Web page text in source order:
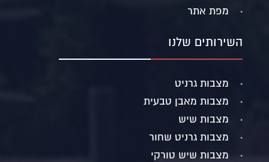
מפת אתר
השירותים שלנו
מצבות גרניט
מצבות מאבן טבעית
מצבות שיש
מצבות גרניט שחור
מצבות שיש טורקי